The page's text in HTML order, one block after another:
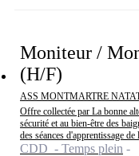
Moniteur /
(H/F)
ASS MONTMARTRE
Offre collectée par La bonne
sécurité et au bien-être des
des séances d'apprentissage de
CDD - Temps plein